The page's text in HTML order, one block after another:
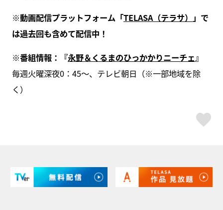
※動画配信プラットフォーム「TELASA（テラサ） 」で
は過去回も含めて配信中！
※番組情報：『永野＆くるまのひっかかりニーチェ』
毎週火曜深夜0：45～、テレビ朝日（※一部地域を除
く）